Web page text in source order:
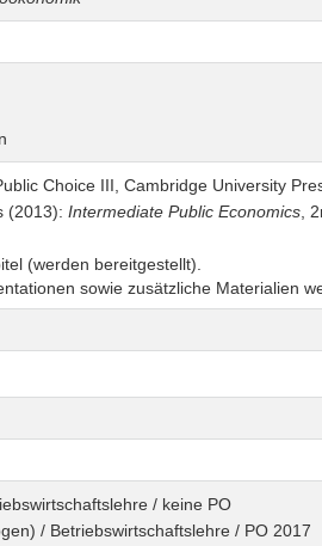
Choice III, Cambridge University
(2013): Intermediate Public Economics,
(werden bereitgestellt).
sowie zusätzliche Materialien
/ keine PO
/ Betriebswirtschaftslehre / PO 2017